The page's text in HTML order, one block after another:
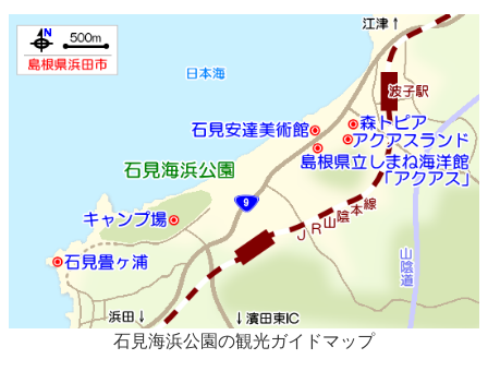
石見海浜公園の観光ガイドマップ